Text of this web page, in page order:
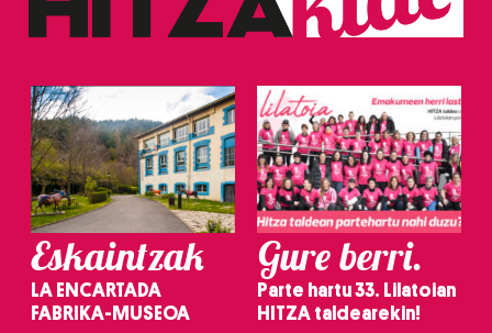
Eskaintzak
LA ENCARTADA
FABRIKA-MUSEOA
Gure berri.
Parte hartu 33. Lilatoian
HITZA taldearekin!